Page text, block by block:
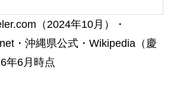
（2024年10月）・
・沖縄県公式・Wikipedia（慶
年6月時点